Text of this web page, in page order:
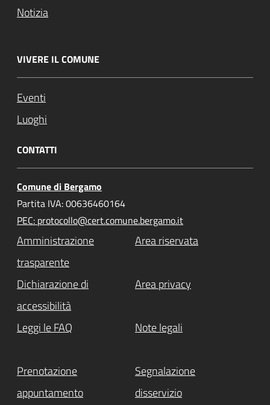
Notizia
VIVERE IL COMUNE
Eventi
Luoghi
CONTATTI
Comune di Bergamo
Partita IVA: 00636460164
PEC: protocollo@cert.comune.bergamo.it
Amministrazione
trasparente
Area riservata
Dichiarazione di
accessibilità
Area privacy
Leggi le FAQ Note legali
Prenotazione
appuntamento
Segnalazione
disservizio